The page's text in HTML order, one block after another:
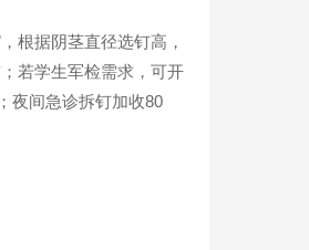
根据阴茎直径选钉高，
若学生军检需求，可开
夜间急诊拆钉加收80